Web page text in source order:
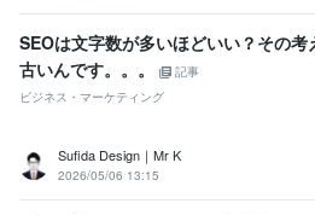
SEOは文字数が多いほどいい？その考
古いんです。。。
記事
ビジネス・マーケティング
Sufida Design｜Mr K
2026/05/06 13:15